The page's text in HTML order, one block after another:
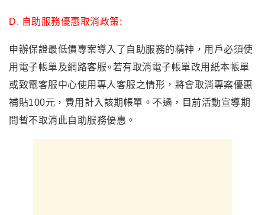
D. 自助服務優惠取消政策:
申辦保證最低價專案導入了自助服務的精神，用戶必須使
用電子帳單及網路客服∘若有取消電子帳單改用紙本帳單
或致電客服中心使用專人客服之情形，將會取消專案優惠
補貼100元，費用計入該期帳單。不過，目前活動宣導期
間暫不取消此自助服務優惠。